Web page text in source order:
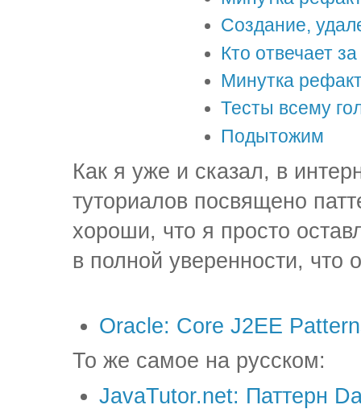
Создание,
Кто отвечает
Минутка
Тесты всему
Подытожим
Как я уже и сказал, в
туториалов посвящено
хороши, что я просто
в полной уверенности, что
Oracle: Core J2EE
То же самое на русском:
JavaTutor.net: Паттерн